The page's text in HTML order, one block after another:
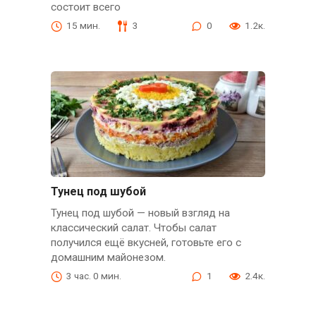
состоит всего
15 мин. 3 0 1.2к.
Тунец под шубой
Тунец под шубой — новый взгляд на
классический салат. Чтобы салат
получился ещё вкусней, готовьте его с
домашним майонезом.
3 час. 0 мин. 1 2.4к.